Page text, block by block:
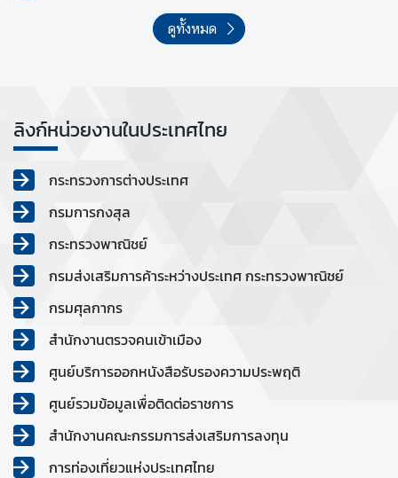
ดูทั้งหมด
ลิงก์หน่วยงานในประเทศไทย
กระทรวงการต่างประเทศ
กรมการกงสุล
กระทรวงพาณิชย์
กรมส่งเสริมการค้าระหว่างประเทศ กระทรวงพาณิชย์
กรมศุลกากร
สำนักงานตรวจคนเข้าเมือง
ศูนย์บริการออกหนังสือรับรองความประพฤติ
ศูนย์รวมข้อมูลเพื่อติดต่อราชการ
สำนักงานคณะกรรมการส่งเสริมการลงทุน
การท่องเที่ยวแห่งประเทศไทย